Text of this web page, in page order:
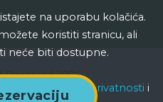
Reserved 2026
na uporabu kolačića.
koristiti stranicu, ali
neće biti dostupne.
ovdje: Politika privatnosti i